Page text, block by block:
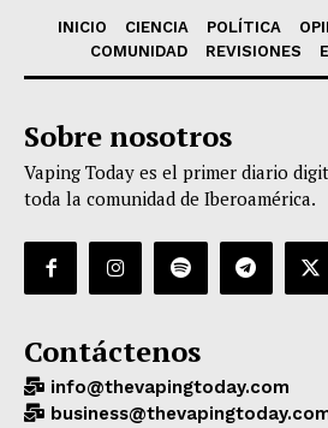
INICIO CIENCIA POLÍTICA
COMUNIDAD
REVISIONES
Sobre nosotros
Vaping Today es el primer diario
toda la comunidad de Iberoamérica.
Contáctenos
info@thevapingtoday.com